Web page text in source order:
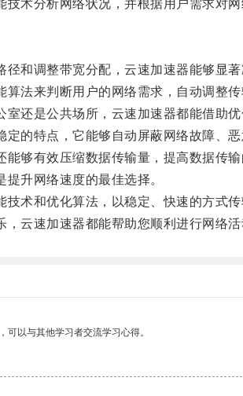
术分析网络状况，并根据用户需求对网
调整带宽分配，云速加速器能够显著
法来判断用户的网络需求，自动调整传
是公共场所，云速加速器都能借助优
的特点，它能够自动屏蔽网络故障、恶
够有效压缩数据传输量，提高数据传输
升网络速度的最佳选择。
和优化算法，以稳定、快速的方式传
云速加速器都能帮助您顺利进行网络活
可以与其他学习者交流学习心得。